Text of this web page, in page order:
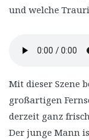
und welche
Mit dieser Szene
großartigen
derzeit ganz
Der junge Mann